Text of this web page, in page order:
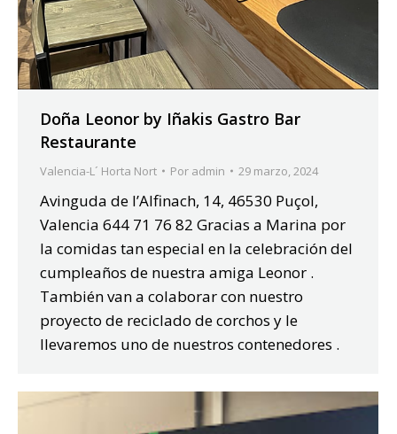
Doña Leonor by Iñakis Gastro Bar
Restaurante
Valencia-L´ Horta Nort Por admin 29 marzo, 2024
Avinguda de l’Alfinach, 14, 46530 Puçol,
Valencia 644 71 76 82 Gracias a Marina por
la comidas tan especial en la celebración del
cumpleaños de nuestra amiga Leonor .
También van a colaborar con nuestro
proyecto de reciclado de corchos y le
llevaremos uno de nuestros contenedores .